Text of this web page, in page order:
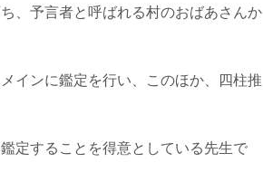
、予言者と呼ばれる村のおばあさんか
インに鑑定を行い、このほか、四柱推
定することを得意としている先生で